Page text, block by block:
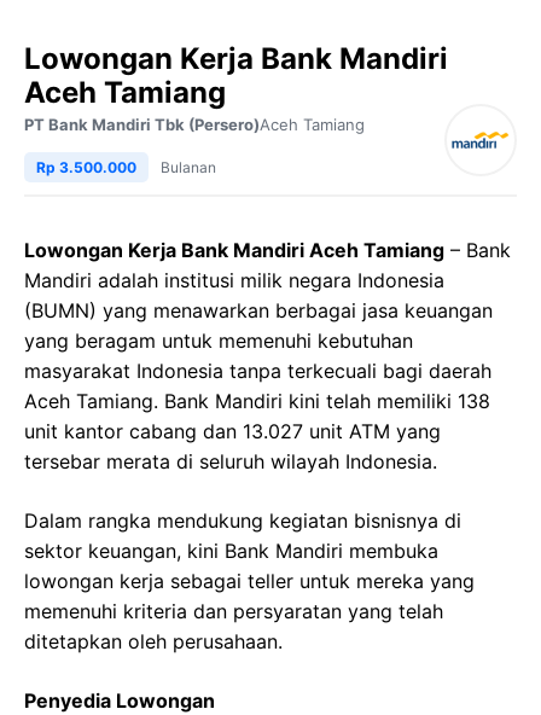
Lowongan Kerja Bank Mandiri
Aceh Tamiang
PT Bank Mandiri Tbk (Persero)Aceh Tamiang
Rp 3.500.000 Bulanan
Lowongan Kerja Bank Mandiri Aceh Tamiang – Bank
Mandiri adalah institusi milik negara Indonesia
(BUMN) yang menawarkan berbagai jasa keuangan
yang beragam untuk memenuhi kebutuhan
masyarakat Indonesia tanpa terkecuali bagi daerah
Aceh Tamiang. Bank Mandiri kini telah memiliki 138
unit kantor cabang dan 13.027 unit ATM yang
tersebar merata di seluruh wilayah Indonesia.
Dalam rangka mendukung kegiatan bisnisnya di
sektor keuangan, kini Bank Mandiri membuka
lowongan kerja sebagai teller untuk mereka yang
memenuhi kriteria dan persyaratan yang telah
ditetapkan oleh perusahaan.
Penyedia Lowongan